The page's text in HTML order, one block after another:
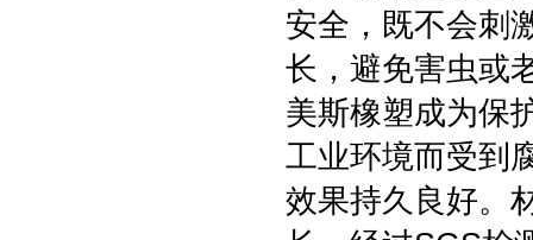
安全，既不会刺
长，避免害虫或
美斯橡塑成为保
工业环境而受到
效果持久良好。